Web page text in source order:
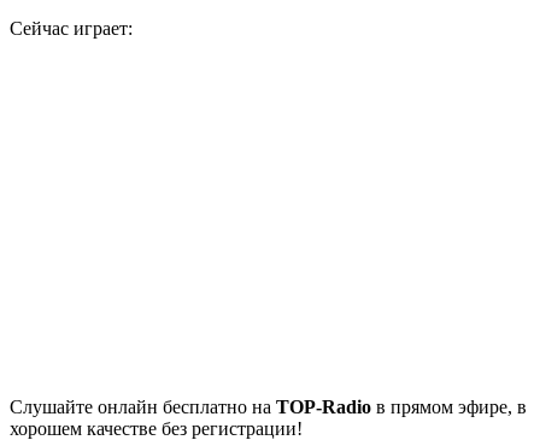
Сейчас играет:
Cлушайте онлайн бесплатно на TOP-Radio в прямом эфире, в
хорошем качестве без регистрации!